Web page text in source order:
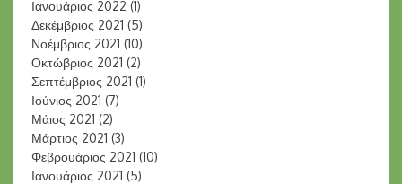
Ιανουάριος 2022 (1)
Δεκέμβριος 2021 (5)
Νοέμβριος 2021 (10)
Οκτώβριος 2021 (2)
Σεπτέμβριος 2021 (1)
Ιούνιος 2021 (7)
Μάιος 2021 (2)
Μάρτιος 2021 (3)
Φεβρουάριος 2021 (10)
Ιανουάριος 2021 (5)